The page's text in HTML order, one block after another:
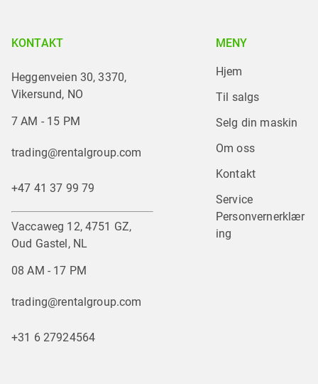
KONTAKT
Heggenveien 30, 3370,
Vikersund, NO
7 AM - 15 PM
trading@rentalgroup.com
+47 41 37 99 79
Vaccaweg 12, 4751 GZ,
Oud Gastel, NL
08 AM - 17 PM
trading@rentalgroup.com
+31 6 27924564
MENY
Hjem
Til salgs
Selg din maskin
Om oss
Kontakt
Service
Personvernerklær
ing